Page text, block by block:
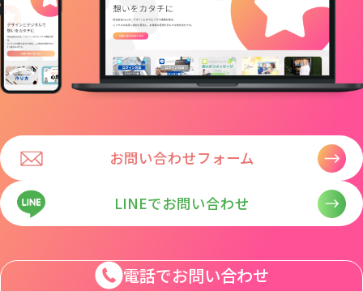
お問い合わせフォーム
LINEでお問い合わせ
電話でお問い合わせ